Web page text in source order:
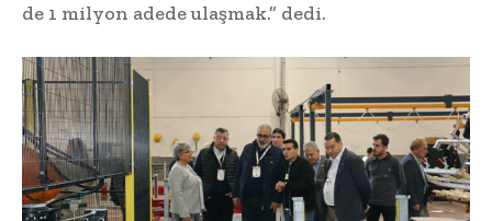
de 1 milyon adede ulaşmak.” dedi.